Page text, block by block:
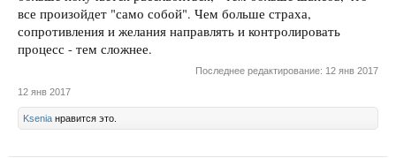
все произойдет "само собой". Чем больше страха,
сопротивления и желания направлять и контролировать
процесс - тем сложнее.
Последнее редактирование: 12 янв 2017
12 янв 2017
Ksenia нравится это.